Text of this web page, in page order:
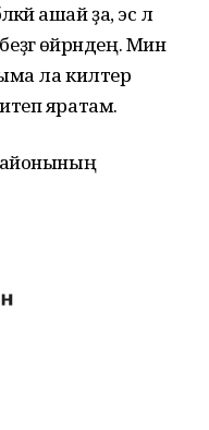
ашай ҙа, эсә лә
өйрәндең. Мин
ла килтерә
яратам.